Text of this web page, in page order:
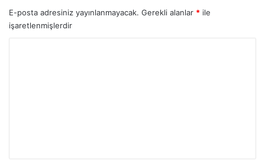
:
E-posta adresiniz yayınlanmayacak. Gerekli alanlar * ile
işaretlenmişlerdir